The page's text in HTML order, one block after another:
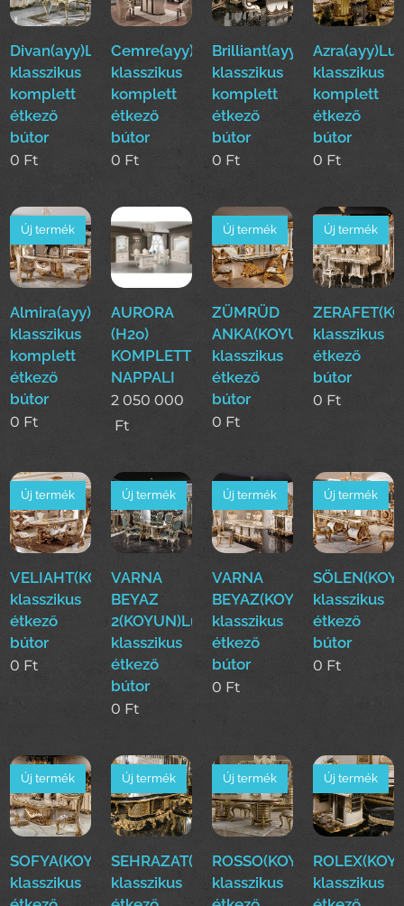
Divan(ayy)Luxus
klasszikus
komplett
étkező
bútor
0 Ft
Cemre(ayy)Luxus
klasszikus
komplett
étkező
bútor
0 Ft
Brilliant(ayy)Luxus
klasszikus
komplett
étkező
bútor
0 Ft
klasszikus
komplett
étkező
bútor
0 Ft
Almira(ayy)Luxus
klasszikus
komplett
étkező
bútor
Új termék
0 Ft
AURORA
(H2o)
KOMPLETT
NAPPALI
2 050 000
Ft
ZÜMRÜD
ANKA(KOYUN)Luxus
klasszikus
étkező
bútor
Új termék
0 Ft
klasszikus
étkező
bútor
Új termék
0 Ft
VELIAHT(KOYUN)Luxus
klasszikus
étkező
bútor
Új termék
0 Ft
VARNA
BEYAZ
2(KOYUN)Luxus
klasszikus
étkező
bútor
Új termék
0 Ft
VARNA
BEYAZ(KOYUN)Luxus
klasszikus
étkező
bútor
Új termék
0 Ft
klasszikus
étkező
bútor
Új termék
0 Ft
SOFYA(KOYUN)Luxus
klasszikus
Új termék
SEHRAZAT(KOYUN)Luxus
klasszikus
Új termék
ROSSO(KOYUN)Luxus
klasszikus
Új termék
klasszikus
Új termék